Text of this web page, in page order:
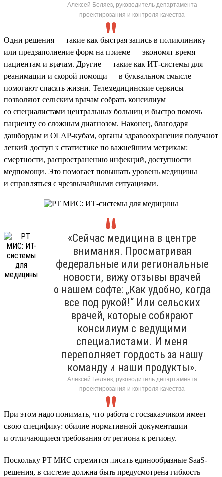
Алексей Беляев, руководитель департамента
проектирования и контроля качества
Одни решения — такие как быстрая запись в поликлинику
или предзаполнение форм на приеме — экономят время
пациентам и врачам. Другие — такие как ИТ-системы для
реанимации и скорой помощи — в буквальном смысле
помогают спасать жизни. Телемедицинские сервисы
позволяют сельским врачам собрать консилиум
со специалистами центральных больниц и быстро помочь
пациенту со сложным диагнозом. Наконец, благодаря
дашбордам и OLAP-кубам, органы здравоохранения получают
легкий доступ к статистике по важнейшим метрикам:
смертности, распространению инфекций, доступности
медпомощи. Это помогает повышать уровень медицины
и справляться с чрезвычайными ситуациями.
«Сейчас медицина в центре
внимания. Просматривая
федеральные или региональные
новости, вижу отзывы врачей
о нашем софте: „Как удобно, когда
все под рукой!“ Или сельских
врачей, которые собирают
консилиум с ведущими
специалистами. И меня
переполняет гордость за нашу
команду и наши продукты».
Алексей Беляев, руководитель департамента
проектирования и контроля качества
При этом надо понимать, что работа с госзаказчиком имеет
свою специфику: обилие нормативной документации
и отличающиеся требования от региона к региону.
Поскольку РТ МИС стремится писать единообразные SaaS-
решения, в системе должна быть предусмотрена гибкость